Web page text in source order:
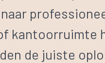
kantoorruimte
de juiste